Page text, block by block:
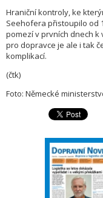
Hraniční kontroly, ke
Seehofera přistoupilo od
pomezí v prvních dnech k
pro dopravce je ale i tak
komplikací.
(čtk)
Foto: Německé